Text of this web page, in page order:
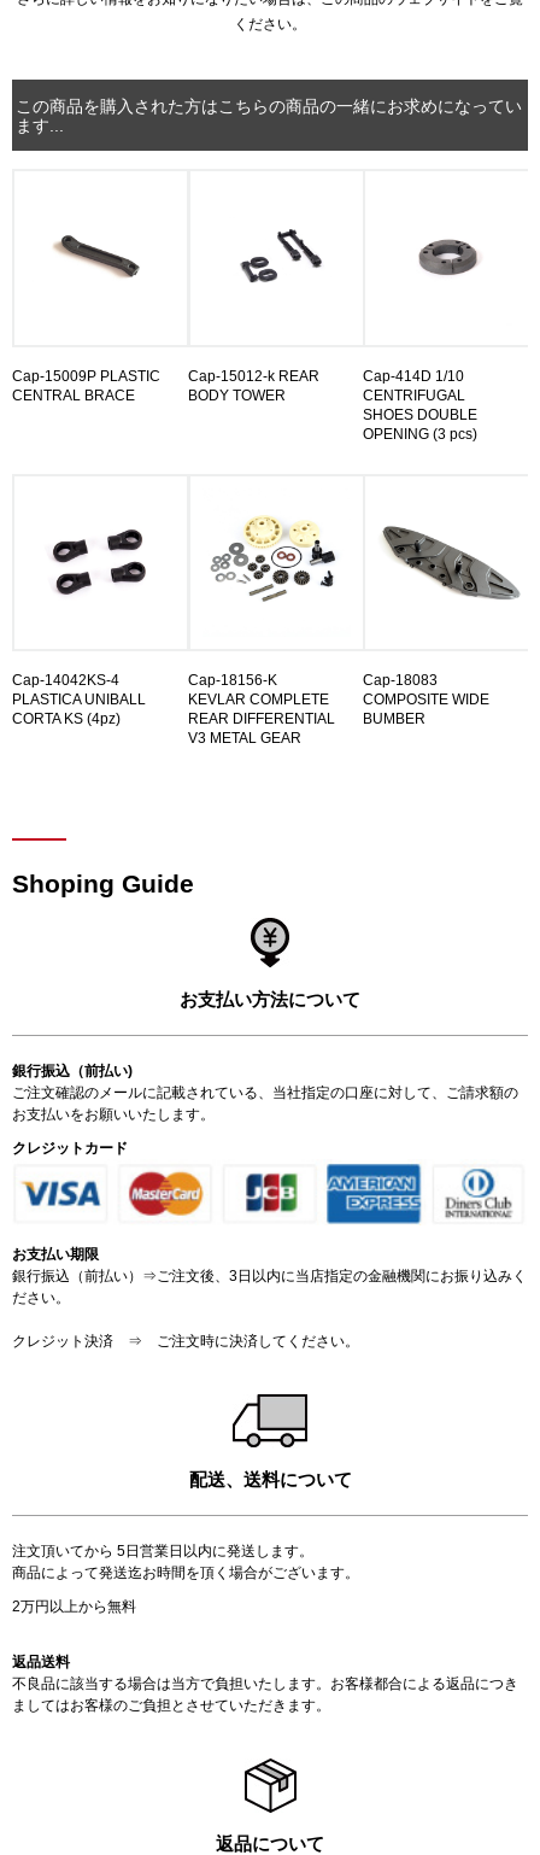
ください。
この商品を購入された方はこちらの商品の一緒にお求めになってい
ます...
Cap-15009P PLASTIC
CENTRAL BRACE
Cap-15012-k REAR
BODY TOWER
Cap-414D 1/10
CENTRIFUGAL
SHOES DOUBLE
OPENING (3 pcs)
Cap-14042KS-4
PLASTICA UNIBALL
CORTA KS (4pz)
Cap-18156-K
KEVLAR COMPLETE
REAR DIFFERENTIAL
V3 METAL GEAR
Cap-18083
COMPOSITE WIDE
BUMBER
Shoping Guide
お支払い方法について
銀行振込（前払い)
ご注文確認のメールに記載されている、当社指定の口座に対して、ご請求額の
お支払いをお願いいたします。
クレジットカード
お支払い期限
銀行振込（前払い）⇒ご注文後、3日以内に当店指定の金融機関にお振り込みく
ださい。
クレジット決済 ⇒ ご注文時に決済してください。
配送、送料について
注文頂いてから 5日営業日以内に発送します。
商品によって発送迄お時間を頂く場合がございます。
2万円以上から無料
返品送料
不良品に該当する場合は当方で負担いたします。お客様都合による返品につき
ましてはお客様のご負担とさせていただきます。
返品について